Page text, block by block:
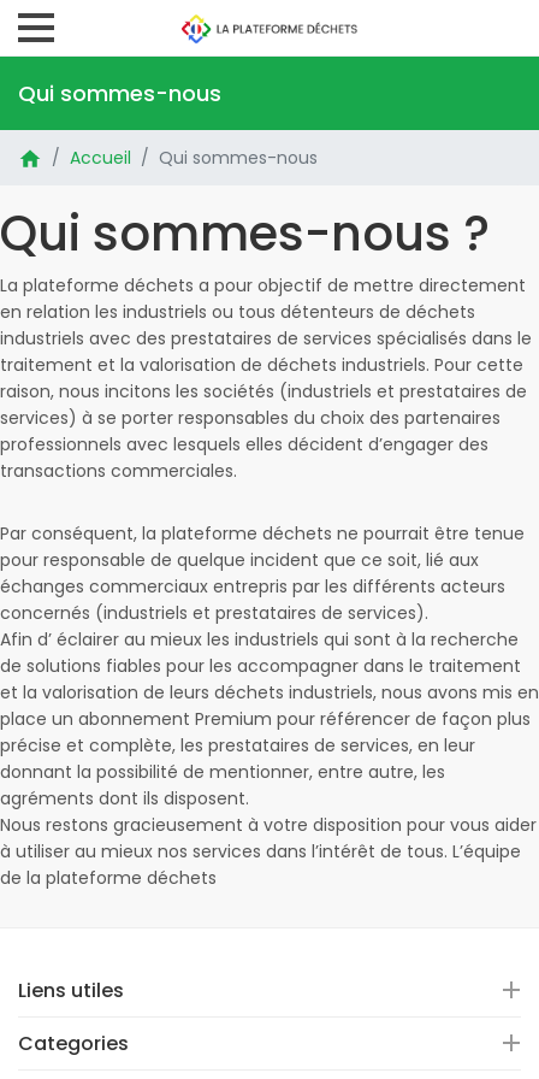
Qui sommes-nous
Accueil Qui sommes-nous
Qui sommes-nous ?
La plateforme déchets a pour objectif de mettre directement
en relation les industriels ou tous détenteurs de déchets
industriels avec des prestataires de services spécialisés dans le
traitement et la valorisation de déchets industriels. Pour cette
raison, nous incitons les sociétés (industriels et prestataires de
services) à se porter responsables du choix des partenaires
professionnels avec lesquels elles décident d’engager des
transactions commerciales.
Par conséquent, la plateforme déchets ne pourrait être tenue
pour responsable de quelque incident que ce soit, lié aux
échanges commerciaux entrepris par les différents acteurs
concernés (industriels et prestataires de services).
Afin d’ éclairer au mieux les industriels qui sont à la recherche
de solutions fiables pour les accompagner dans le traitement
et la valorisation de leurs déchets industriels, nous avons mis en
place un abonnement Premium pour référencer de façon plus
précise et complète, les prestataires de services, en leur
donnant la possibilité de mentionner, entre autre, les
agréments dont ils disposent.
Nous restons gracieusement à votre disposition pour vous aider
à utiliser au mieux nos services dans l’intérêt de tous. L’équipe
de la plateforme déchets
Liens utiles
Categories